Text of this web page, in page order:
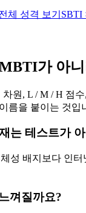
체 성격 보기 SBTI
가 아
차원, L / M / H 점
름을 붙이는 것입
는 테스트가
성 배지보다 인
껴질까요?